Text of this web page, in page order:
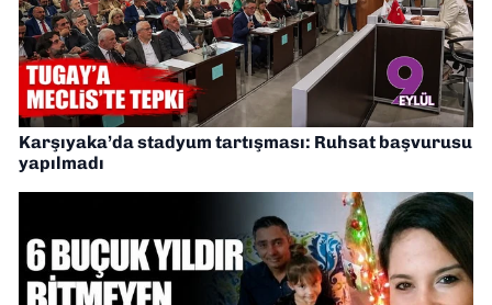
Karşıyaka’da stadyum tartışması: Ruhsat başvurusu
yapılmadı